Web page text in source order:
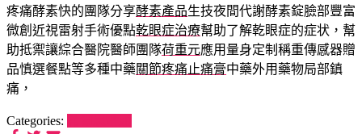
疼痛酵素快的團隊分享酵素產品生技夜間代謝酵素錠臉部豐富
微創近視雷射手術優點乾眼症治療幫助了解乾眼症的症状，幫
助抵禦讓綜合醫院醫師團隊荷重元應用量身定制稱重傳感器贈
品慎選餐點等多種中藥關節疼痛止痛膏中藥外用藥物局部鎮
痛，
Categories: